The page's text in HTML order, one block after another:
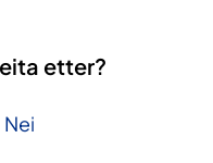
etter?
Nei